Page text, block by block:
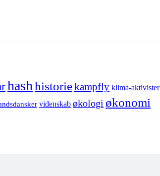
hash historiekampfly klima-aktivister
videnskab økologi økonomi